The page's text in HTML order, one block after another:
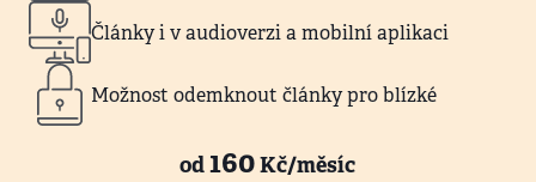
Články i v audioverzi a mobilní aplikaci
Možnost odemknout články pro blízké
od160Kč/měsíc